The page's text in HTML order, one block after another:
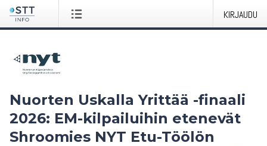
KIRJAUDU
Nuorten Uskalla Yrittää -finaali
2026: EM-kilpailuihin etenevät
Shroomies NYT Etu-Töölön